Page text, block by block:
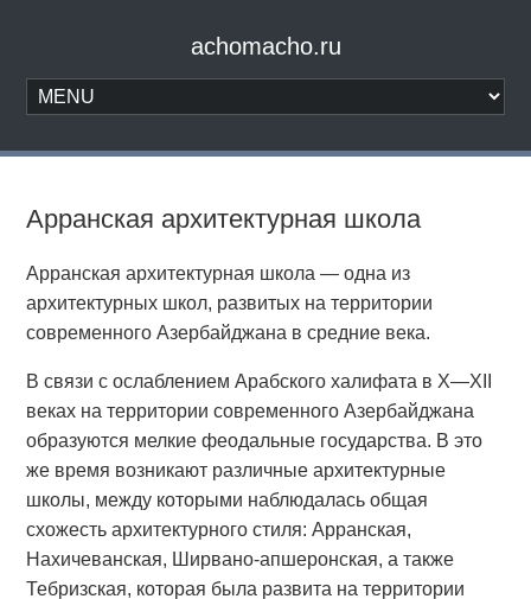
achomacho.ru
Арранская архитектурная школа
Арранская архитектурная школа — одна из
архитектурных школ, развитых на территории
современного Азербайджана в средние века.
В связи с ослаблением Арабского халифата в X—XII
веках на территории современного Азербайджана
образуются мелкие феодальные государства. В это
же время возникают различные архитектурные
школы, между которыми наблюдалась общая
схожесть архитектурного стиля: Арранская,
Нахичеванская, Ширвано-апшеронская, а также
Тебризская, которая была развита на территории